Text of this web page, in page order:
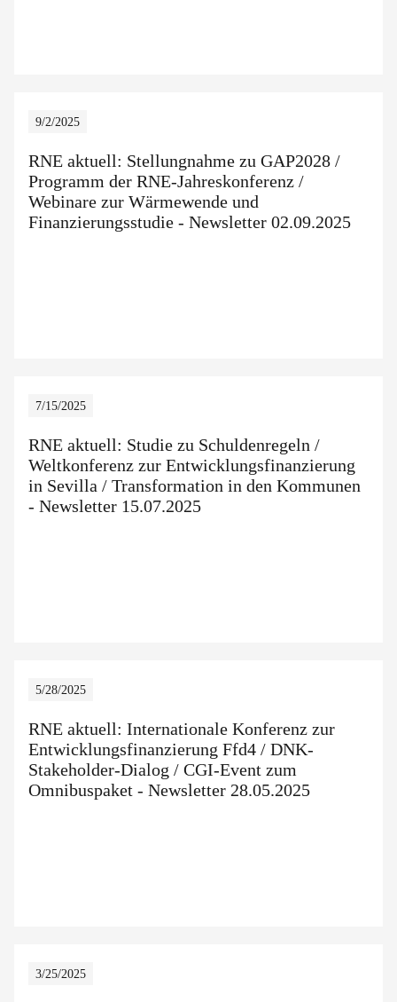
9/2/2025
RNE aktuell: Stellungnahme zu GAP2028 /
Programm der RNE-Jahreskonferenz /
Webinare zur Wärmewende und
Finanzierungsstudie - Newsletter 02.09.2025
7/15/2025
RNE aktuell: Studie zu Schuldenregeln /
Weltkonferenz zur Entwicklungsfinanzierung
in Sevilla / Transformation in den Kommunen
- Newsletter 15.07.2025
5/28/2025
RNE aktuell: Internationale Konferenz zur
Entwicklungsfinanzierung Ffd4 / DNK-
Stakeholder-Dialog / CGI-Event zum
Omnibuspaket - Newsletter 28.05.2025
3/25/2025